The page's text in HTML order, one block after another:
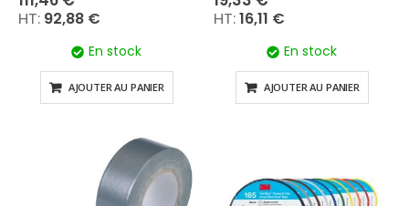
92,88 €
En stock
AJOUTER AU PANIER
16,11 €
En stock
AJOUTER AU PANIER